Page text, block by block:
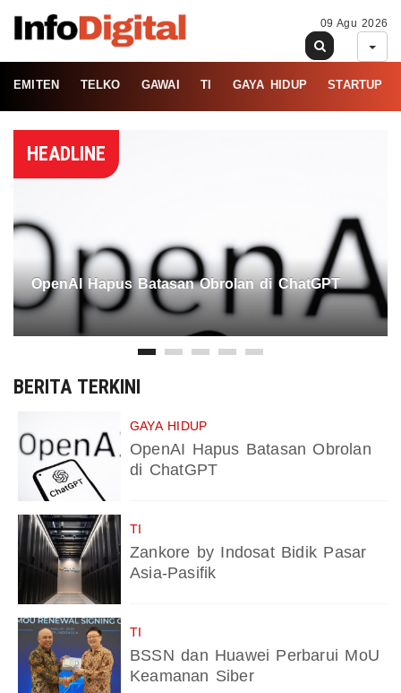
09 Agu 2026
EMITEN TELKO GAWAI TI GAYA HIDUP STARTUP
HEADLINE
OpenAI Hapus Batasan Obrolan di ChatGPT
BERITA TERKINI
GAYA HIDUP
OpenAI Hapus Batasan Obrolan
di ChatGPT
TI
Zankore by Indosat Bidik Pasar
Asia-Pasifik
TI
BSSN dan Huawei Perbarui MoU
Keamanan Siber